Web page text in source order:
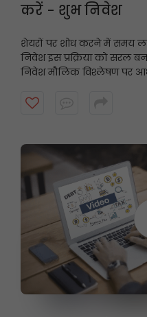
करें - शुभ निवेश
शेयरों पर शोध करने में समय
निवेश इस प्रक्रिया को सरल
निवेश मौलिक विश्लेषण पर
दृष्टिकोण के अनुरूप संभावित